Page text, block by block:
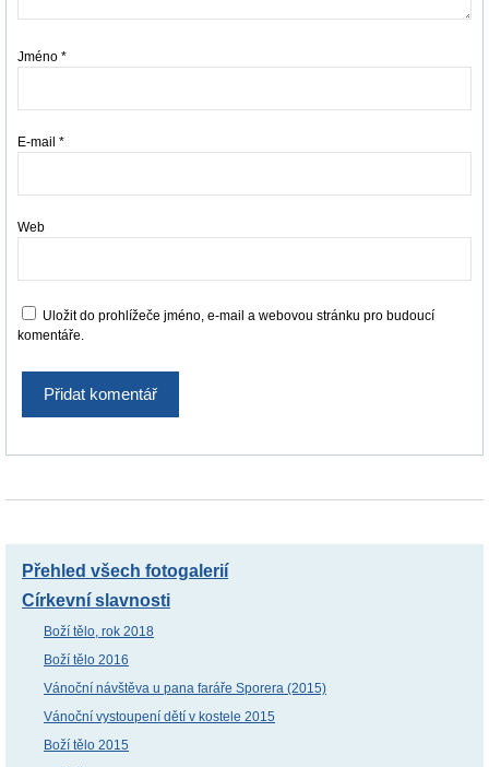
Jméno *
E-mail *
Web
Uložit do prohlížeče jméno, e-mail a webovou stránku pro budoucí
komentáře.
Přehled všech fotogalerií
Církevní slavnosti
Boží tělo, rok 2018
Boží tělo 2016
Vánoční návštěva u pana faráře Sporera (2015)
Vánoční vystoupení dětí v kostele 2015
Boží tělo 2015